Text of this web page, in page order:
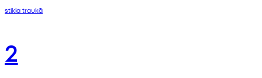
stikla traukā
2